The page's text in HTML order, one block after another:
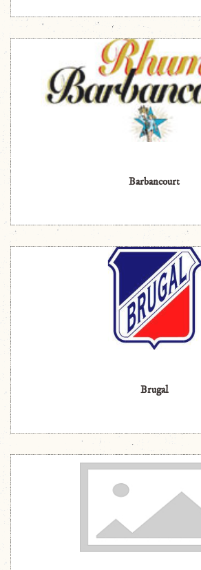
Barbancourt
Brugal